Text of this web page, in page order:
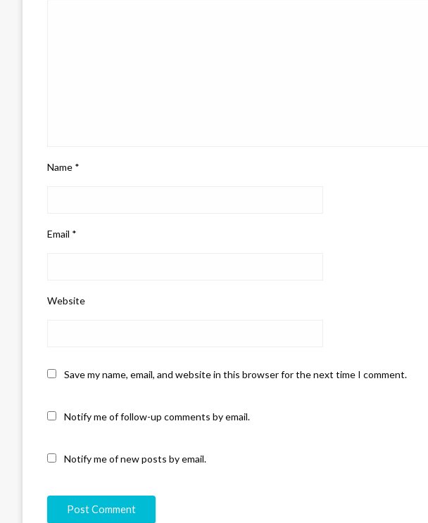
Name *
Email *
Website
Save my name, email, and website in this browser for the next time I comment.
Notify me of follow-up comments by email.
Notify me of new posts by email.